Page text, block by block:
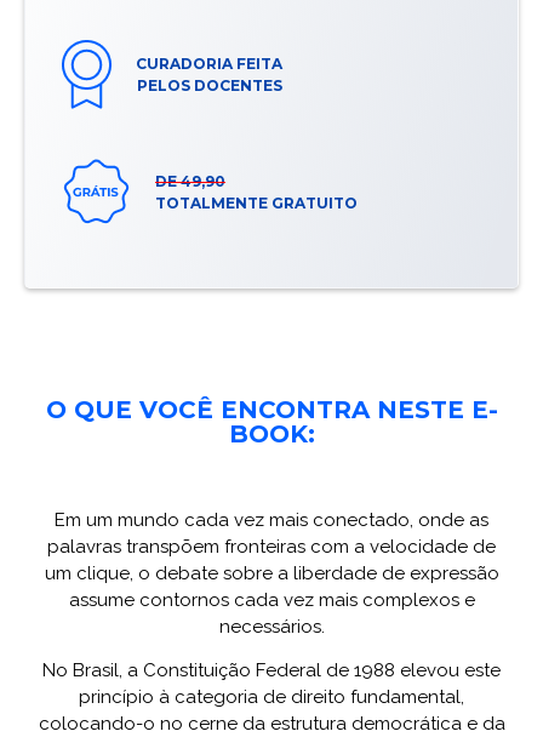
CURADORIA FEITA
PELOS DOCENTES
DE 49,90
TOTALMENTE GRATUITO
O QUE VOCÊ ENCONTRA NESTE E-
BOOK:
Em um mundo cada vez mais conectado, onde as
palavras transpõem fronteiras com a velocidade de
um clique, o debate sobre a liberdade de expressão
assume contornos cada vez mais complexos e
necessários.
No Brasil, a Constituição Federal de 1988 elevou este
princípio à categoria de direito fundamental,
colocando-o no cerne da estrutura democrática e da